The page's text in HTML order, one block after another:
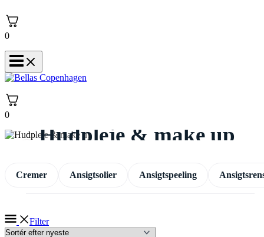
0
0
Hudpleje & make up
Cremer Ansigtsolier Ansigtspeeling
Filter